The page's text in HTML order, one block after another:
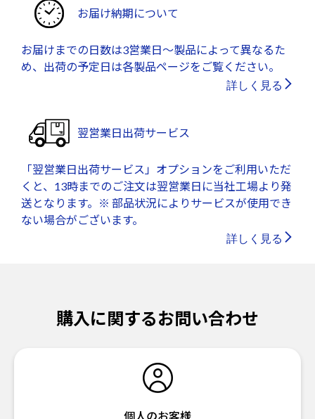
お届け納期について
お届けまでの日数は3営業日～製品によって異なるた
め、出荷の予定日は各製品ページをご覧ください。
詳しく見る
翌営業日出荷サービス
「翌営業日出荷サービス」オプションをご利用いただ
くと、13時までのご注文は翌営業日に当社工場より発
送となります。※ 部品状況によりサービスが使用でき
ない場合がございます。
詳しく見る
購入に関するお問い合わせ
個人のお客様